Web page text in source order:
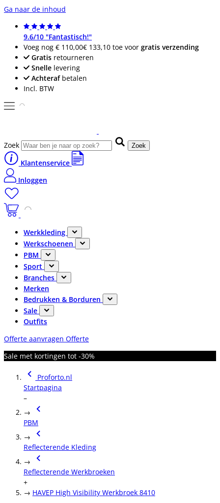
Ga naar de inhoud
9.6/10 "Fantastisch!"
Voeg nog € 110,00€ 133,10 toe voor gratis verzending
Gratis retourneren
Snelle levering
Achterafbetalen
Incl. BTW
Zoek Zoek
Klantenservice
Inloggen
Werkkleding
Werkschoenen
PBM
Sport
Branches
Merken
Bedrukken & Borduren
Sale
Outfits
Offerte aanvragen Offerte
Sale met kortingen tot -30%
Proforto.nl
Startpagina
–
→
PBM
→
Reflecterende Kleding
→
Reflecterende Werkbroeken
+
→ HAVEP High Visibility Werkbroek 8410